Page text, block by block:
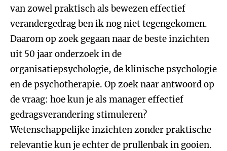
van zowel praktisch als bewezen effectief
verandergedrag ben ik nog niet tegengekomen.
Daarom op zoek gegaan naar de beste inzichten
uit 50 jaar onderzoek in de
organisatiepsychologie, de klinische psychologie
en de psychotherapie. Op zoek naar antwoord op
de vraag: hoe kun je als manager effectief
gedragsverandering stimuleren?
Wetenschappelijke inzichten zonder praktische
relevantie kun je echter de prullenbak in gooien.